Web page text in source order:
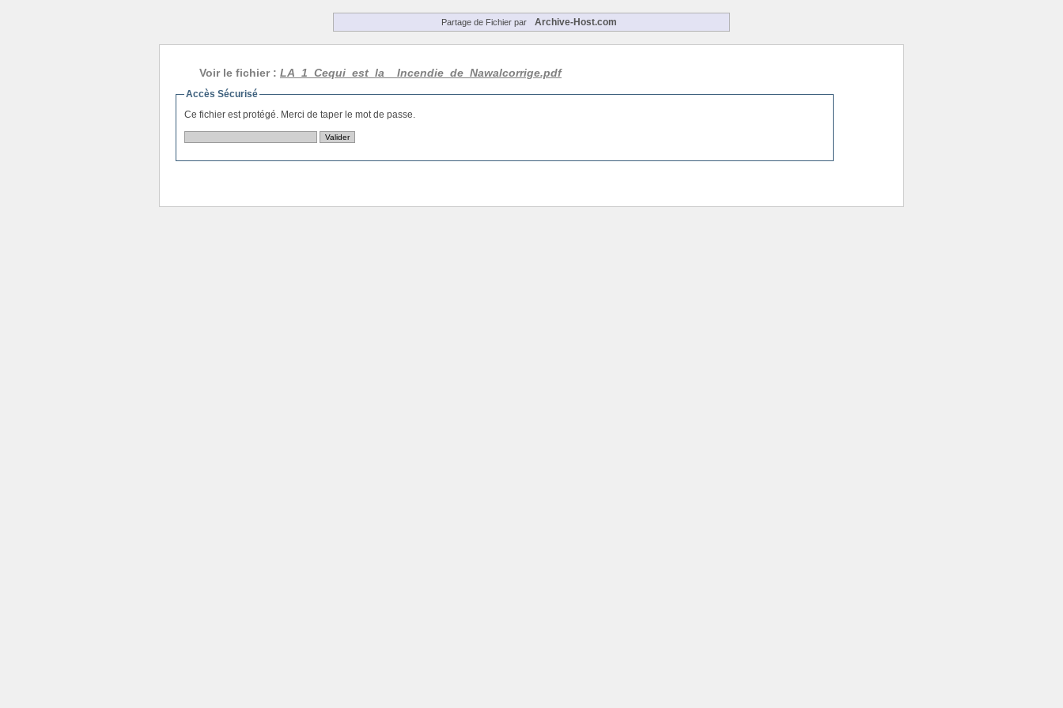
Partage de Fichier par Archive-Host.com
Voir le fichier : LA_1_Cequi_est_la__Incendie_de_Nawalcorrige.pdf
Accès Sécurisé
Ce fichier est protégé. Merci de taper le mot de passe.